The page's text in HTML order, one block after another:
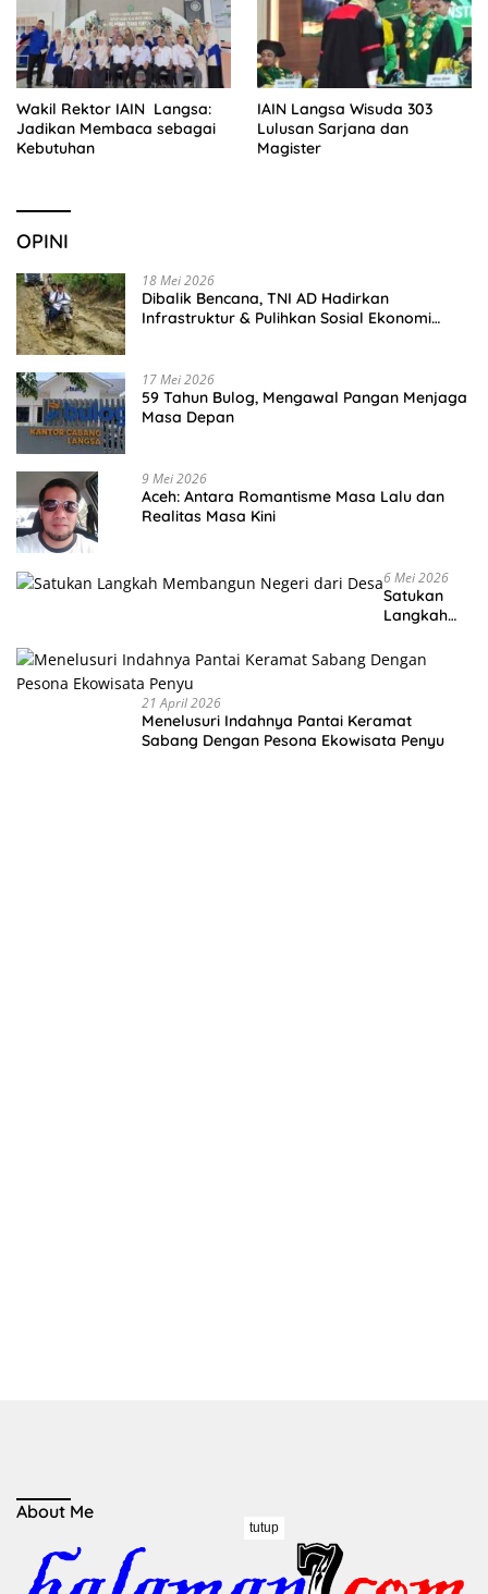
Wakil Rektor IAIN Langsa:
Jadikan Membaca sebagai
Kebutuhan
IAIN Langsa Wisuda 303
Lulusan Sarjana dan
Magister
OPINI
18 Mei 2026
Dibalik Bencana, TNI AD Hadirkan
Infrastruktur & Pulihkan Sosial Ekonomi
17 Mei 2026
59 Tahun Bulog, Mengawal Pangan Menjaga
Masa Depan
9 Mei 2026
Aceh: Antara Romantisme Masa Lalu dan
Realitas Masa Kini
6 Mei 2026
Satukan
Langkah
n Negeri
dari Desa
21 April 2026
Menelusuri Indahnya Pantai Keramat
Sabang Dengan Pesona Ekowisata Penyu
About Me
tutup